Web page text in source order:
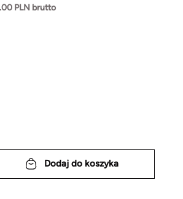
PLN brutto
Dodaj do koszyka